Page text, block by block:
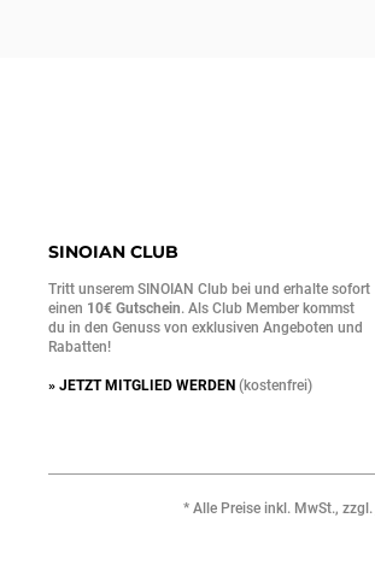
SINOIAN CLUB
Tritt unserem SINOIAN Club bei und erhalte sofort
einen 10€ Gutschein. Als Club Member kommst
du in den Genuss von exklusiven Angeboten und
Rabatten!
» JETZT MITGLIED WERDEN (kostenfrei)
* Alle Preise inkl. MwSt., zzgl.